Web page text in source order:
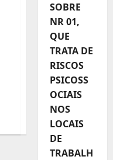
SOBRE
NR 01,
QUE
TRATA DE
RISCOS
PSICOSS
OCIAIS
NOS
LOCAIS
DE
TRABALH